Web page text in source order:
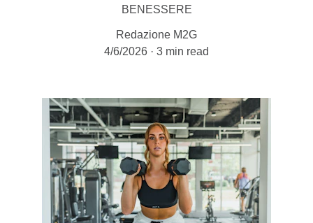
BENESSERE
Redazione M2G
4/6/2026
3 min read